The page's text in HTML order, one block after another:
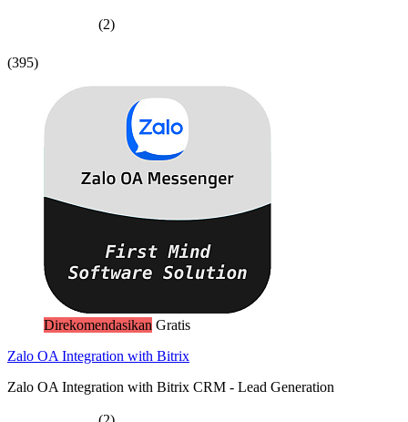
(2)
(395)
Direkomendasikan Gratis
Zalo OA Integration with Bitrix
Zalo OA Integration with Bitrix CRM - Lead Generation